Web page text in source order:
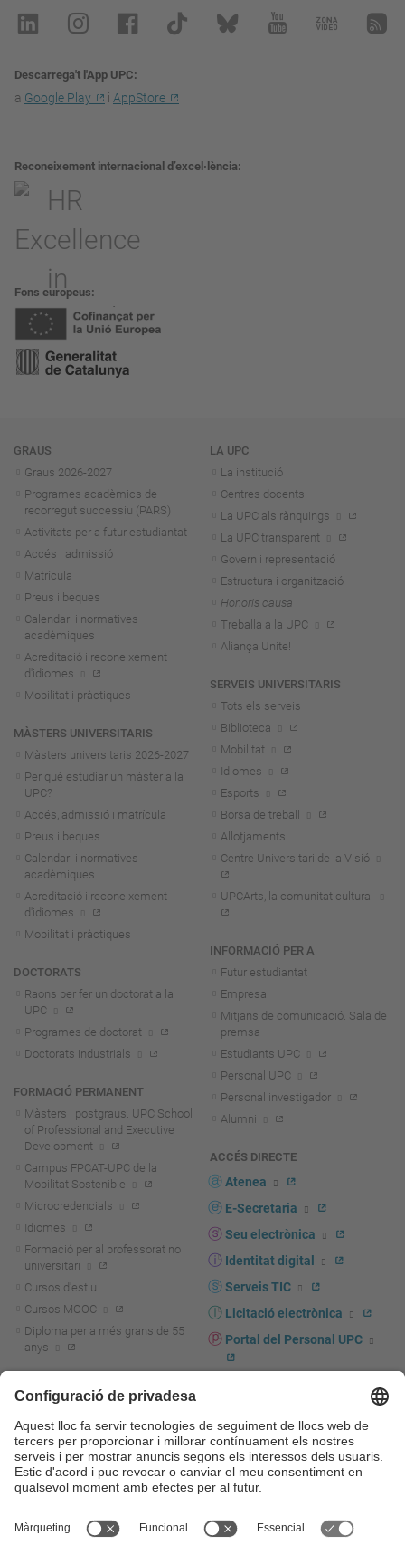
Descarrega't l'App UPC
a Google Play i AppStore
Reconeixement internacional d’excel·lència
Fons europeus
Navegació
GRAUS
Graus 2026-2027
Programes acadèmics de
recorregut successiu (PARS)
Activitats per a futur estudiantat
Accés i admissió
Matrícula
Preus i beques
Calendari i normatives
acadèmiques
Acreditació i reconeixement
d'idiomes
Mobilitat i pràctiques
MÀSTERS UNIVERSITARIS
Màsters universitaris 2026-2027
Per què estudiar un màster a la
UPC?
Accés, admissió i matrícula
Preus i beques
Calendari i normatives
acadèmiques
Acreditació i reconeixement
d'idiomes
Mobilitat i pràctiques
DOCTORATS
Raons per fer un doctorat a la
UPC
Programes de doctorat
Doctorats industrials
FORMACIÓ PERMANENT
Màsters i postgraus. UPC School
of Professional and Executive
Development
Campus FPCAT-UPC de la
Mobilitat Sostenible
Microcredencials
Idiomes
Formació per al professorat no
universitari
Cursos d'estiu
Cursos MOOC
Diploma per a més grans de 55
anys
Actualitat R+D+I
La recerca a la UPC
La transferència, l'emprenedoria i
la innovació a la UPC
Foment i suport a la recerca
transferència, l'emprenedoria i la
LA UPC
La institució
Centres docents
La UPC als rànquings
La UPC transparent
Govern i representació
Estructura i organització
Honoris causa
Treballa a la UPC
Aliança Unite!
SERVEIS UNIVERSITARIS
Tots els serveis
Biblioteca
Mobilitat
Idiomes
Esports
Borsa de treball
Allotjaments
Centre Universitari de la Visió
UPCArts, la comunitat cultural
INFORMACIÓ PER A
Futur estudiantat
Empresa
Mitjans de comunicació. Sala de
premsa
Estudiants UPC
Personal UPC
Personal investigador
Alumni
ACCÉS DIRECTE
Atenea
E-Secretaria
Seu electrònica
Identitat digital
Serveis TIC
Licitació electrònica
Portal del Personal UPC
UPCshop, marxandatge
Sala de premsa
Seguretat i salut
Autoprotecció i emergències